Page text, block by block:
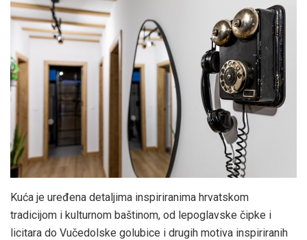
Kuća je uređena detaljima inspiriranima hrvatskom
tradicijom i kulturnom baštinom, od lepoglavske čipke i
licitara do Vučedolske golubice i drugih motiva inspiriranih